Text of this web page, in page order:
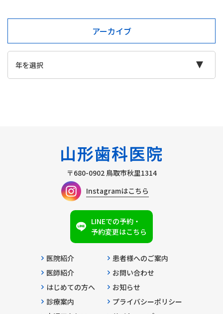
アーカイブ
〒680-0902 鳥取市秋里1314
Instagramはこちら
LINEでの予約・
予約変更はこちら
医院紹介
医師紹介
はじめての方へ
診療案内
患者様へのご案内
お問い合わせ
お知らせ
プライバシーポリシー